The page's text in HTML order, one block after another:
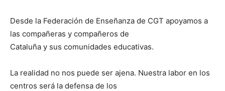
Desde la Federación de Enseñanza de CGT apoyamos a
las compañeras y compañeros de
Cataluña y sus comunidades educativas.
La realidad no nos puede ser ajena. Nuestra labor en los
centros será la defensa de los